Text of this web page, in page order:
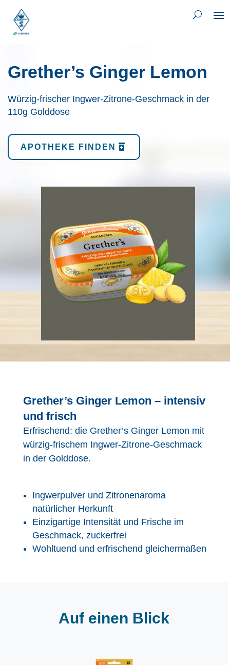
Grether’s Ginger Lemon
Würzig-frischer Ingwer-Zitrone-Geschmack in der
110g Golddose
APOTHEKE FINDEN
Grether’s Ginger Lemon – intensiv
und frisch
Erfrischend: die Grether’s Ginger Lemon mit
würzig-frischem Ingwer-Zitrone-Geschmack
in der Golddose.
Ingwerpulver und Zitronenaroma
natürlicher Herkunft
Einzigartige Intensität und Frische im
Geschmack, zuckerfrei
Wohltuend und erfrischend gleichermaßen
Auf einen Blick